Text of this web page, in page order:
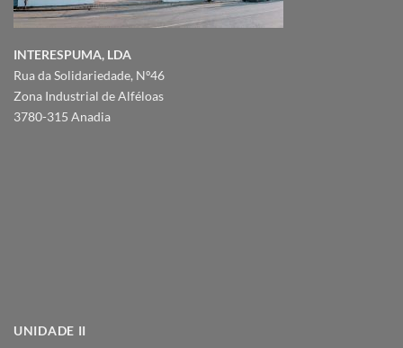
INTERESPUMA, LDA
Rua da Solidariedade, Nº46
Zona Industrial de Alféloas
3780-315 Anadia
UNIDADE II